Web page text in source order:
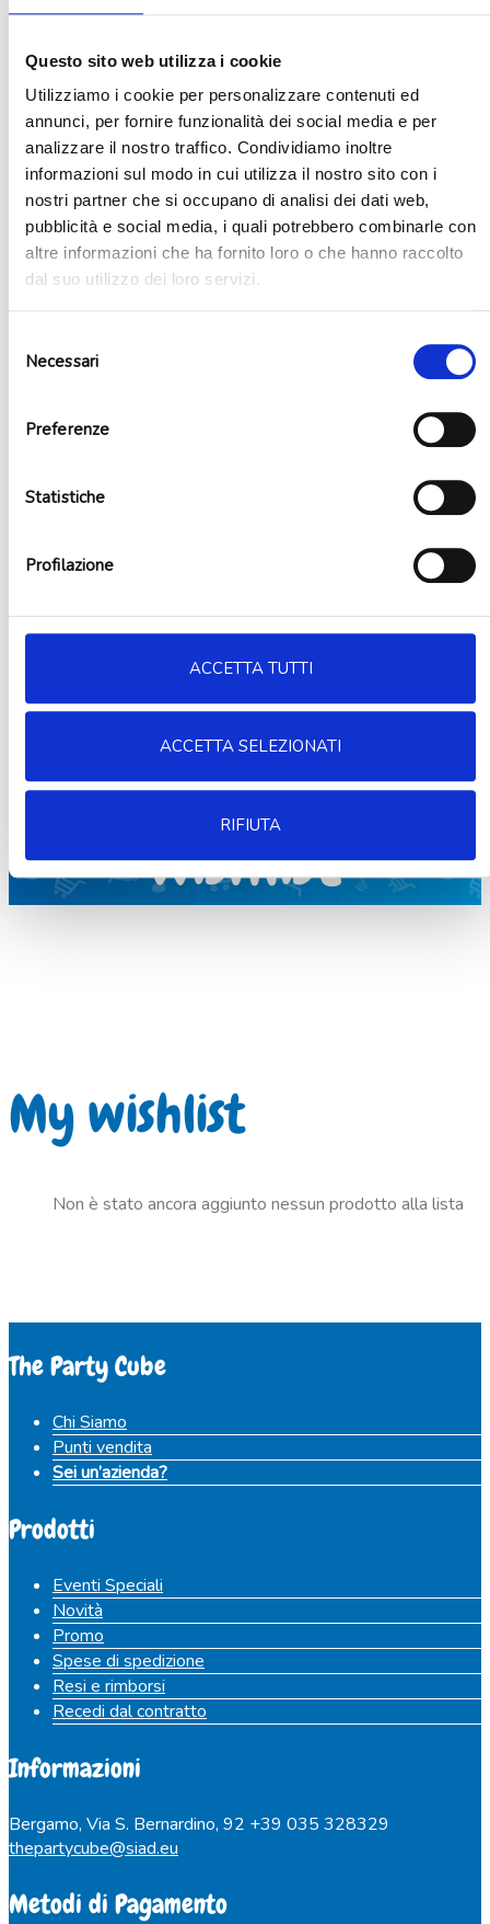
Questo sito web utilizza i cookie
Utilizziamo i cookie per personalizzare contenuti ed
annunci, per fornire funzionalità dei social media e per
analizzare il nostro traffico. Condividiamo inoltre
informazioni sul modo in cui utilizza il nostro sito con i
nostri partner che si occupano di analisi dei dati web,
pubblicità e social media, i quali potrebbero combinarle con
altre informazioni che ha fornito loro o che hanno raccolto
dal suo utilizzo dei loro servizi.
delNecessari
Preferenze
Statistiche
Profilazione
ACCETTA TUTTI
ACCETTA SELEZIONATI
RIFIUTA
Spedizione gratuita sopra i 35 euro | Agosto: consegne non
0
Prodotti
Feste a tema
Bombole elio e kit gonfiaggio
Pirotecnica
Feste a tema
Eventi Speciali
Promo
Chi Siamo
IT
Wishlist
My wishlist
Non è stato ancora aggiunto nessun prodotto alla lista
The Party Cube
Chi Siamo
Punti vendita
Sei un’azienda?
Prodotti
Eventi Speciali
Novità
Promo
Spese di spedizione
Resi e rimborsi
Recedi dal contratto
Informazioni
Bergamo, Via S. Bernardino, 92 +39 035 328329
thepartycube@siad.eu
Metodi di Pagamento